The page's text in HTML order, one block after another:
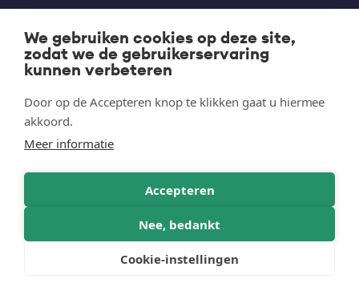
We gebruiken cookies op deze site,
zodat we de gebruikerservaring
kunnen verbeteren
Door op de Accepteren knop te klikken gaat u hiermee
akkoord.
Meer informatie
Accepteren
Nee, bedankt
Cookie-instellingen
Footer
Plateauwagens
Kippers
Multitransporters
Autotransporters
Machinetransporters
Motortrailer
Legal
links
Bedrijfsgegevens
Contact
Social